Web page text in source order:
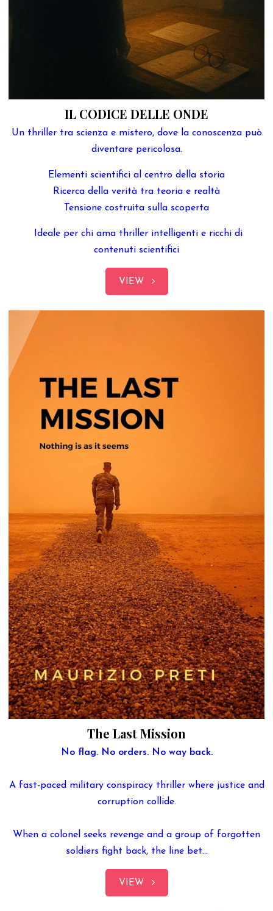
IL CODICE DELLE ONDE
Un thriller tra scienza e mistero, dove la conoscenza può
diventare pericolosa.
Elementi scientifici al centro della storia
Ricerca della verità tra teoria e realtà
Tensione costruita sulla scoperta
Ideale per chi ama thriller intelligenti e ricchi di
contenuti scientifici
VIEW
The Last Mission
No flag. No orders. No way back.
A fast-paced military conspiracy thriller where justice and
corruption collide.
When a colonel seeks revenge and a group of forgotten
soldiers fight back, the line bet...
VIEW